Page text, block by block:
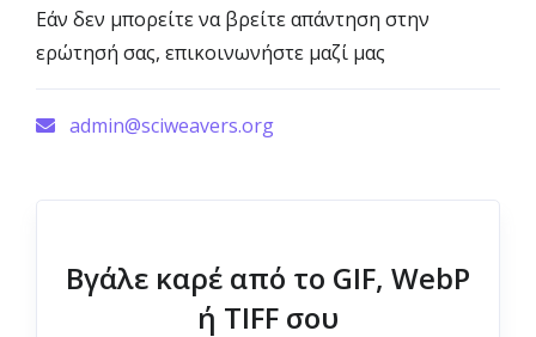
Εάν δεν μπορείτε να βρείτε απάντηση στην
ερώτησή σας, επικοινωνήστε μαζί μας
admin@sciweavers.org
Βγάλε καρέ από το GIF, WebP
ή TIFF σου